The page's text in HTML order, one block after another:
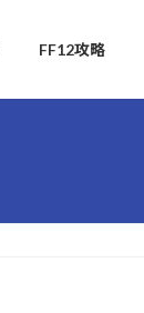
FF12攻略